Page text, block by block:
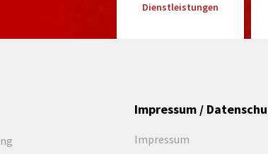
Dienstleistungen
Impressum /
Impressum